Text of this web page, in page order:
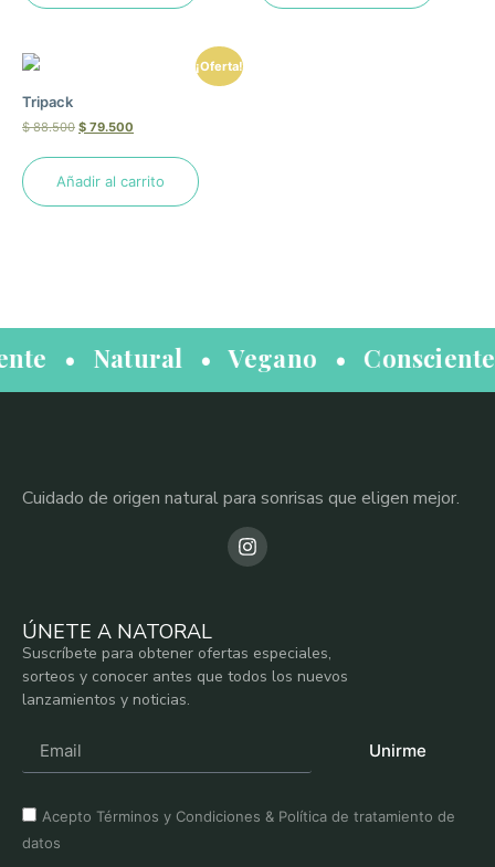
¡Oferta!
Tripack
$88.500 $ 79.500
Añadir al carrito
• Natural • Vegano •
Cuidado de origen natural para sonrisas que eligen mejor.
ÚNETE A NATORAL
Suscríbete para obtener ofertas especiales,
sorteos y conocer antes que todos los nuevos
lanzamientos y noticias.
Acepto Términos y Condiciones & Política de tratamiento de
datos
Unirme